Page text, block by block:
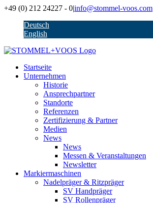
Zum
springen
+49 (0) 212 24227 - 0|info@stommel-voos.com
Deutsch
English
Startseite
Unternehmen
Historie
Ansprechpartner
Standorte
Referenzen
Zertifizierung & Partner
Medien
News
News
Messen & Veranstaltungen
Newsletter
Markiermaschinen
Nadelpräger & Ritzpräger
SV Handpräger
SV Rollenpräger